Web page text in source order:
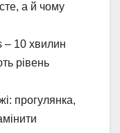
а й чому
– 10 хвилин
рівень
прогулянка,